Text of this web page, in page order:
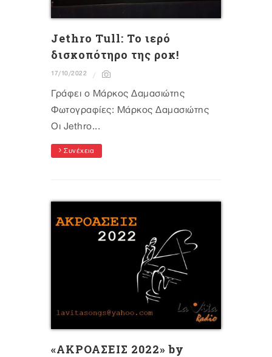
Jethro Tull: Το ιερό
δισκοπότηρο της ροκ!
17/10/2022
Γράφει ο Μάρκος Δαμασιώτης
Φωτογραφίες: Μάρκος Δαμασιώτης
Οι Jethro...
Συνέχεια
«ΑΚΡΟΑΣΕΙΣ 2022» by